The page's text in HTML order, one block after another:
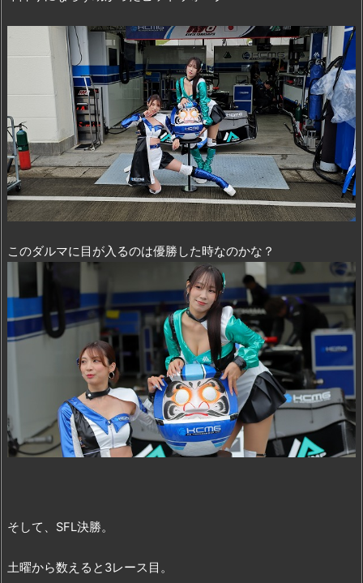
このダルマに目が入るのは優勝した時なのかな？
そして、SFL決勝。
土曜から数えると3レース目。